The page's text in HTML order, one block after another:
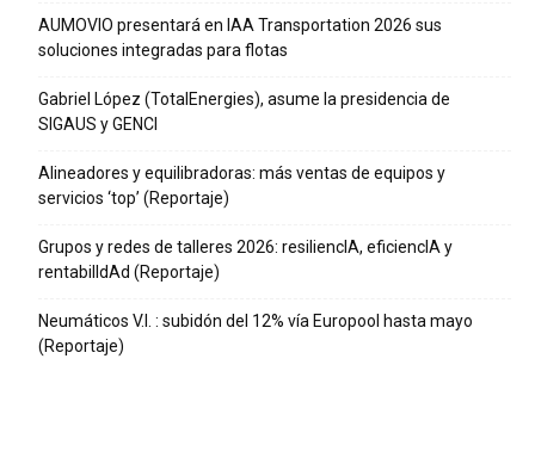
AUMOVIO presentará en IAA Transportation 2026 sus
soluciones integradas para flotas
Gabriel López (TotalEnergies), asume la presidencia de
SIGAUS y GENCI
Alineadores y equilibradoras: más ventas de equipos y
servicios ‘top’ (Reportaje)
Grupos y redes de talleres 2026: resiliencIA, eficiencIA y
rentabilIdAd (Reportaje)
Neumáticos V.I. : subidón del 12% vía Europool hasta mayo
(Reportaje)